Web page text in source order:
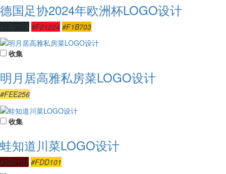
德国足协2024年欧洲杯LOGO设计
#1B272A #F21224 #F1B703
收集
明月居高雅私房菜LOGO设计
#FEE256
收集
蛙知道川菜LOGO设计
#5B0101 #FDD101